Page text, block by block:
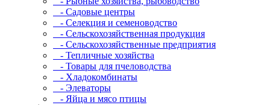
- Садовые центры
- Селекция и семеноводство
- Сельскохозяйственная продукция
- Сельскохозяйственные предприятия
- Тепличные хозяйства
- Товары для пчеловодства
- Хладокомбинаты
- Элеваторы
- Яйца и мясо птицы